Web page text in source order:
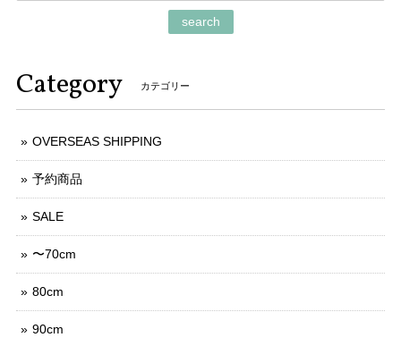
search
Category カテゴリー
OVERSEAS SHIPPING
予約商品
SALE
〜70cm
80cm
90cm